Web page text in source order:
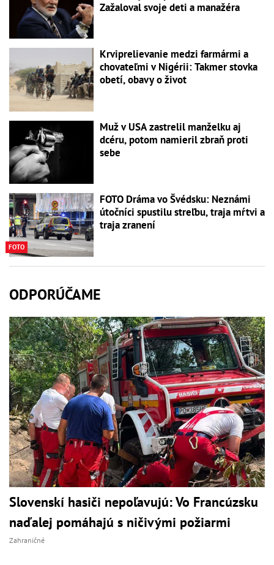
Zažaloval svoje deti a manažéra
Krviprelievanie medzi farmármi a
chovateľmi v Nigérii: Takmer stovka
obetí, obavy o život
Muž v USA zastrelil manželku aj
dcéru, potom namieril zbraň proti
sebe
FOTO
FOTO Dráma vo Švédsku: Neznámi
útočníci spustilu streľbu, traja mŕtvi a
traja zranení
ODPORÚČAME
Slovenskí hasiči nepoľavujú: Vo Francúzsku
naďalej pomáhajú s ničivými požiarmi
Zahraničné